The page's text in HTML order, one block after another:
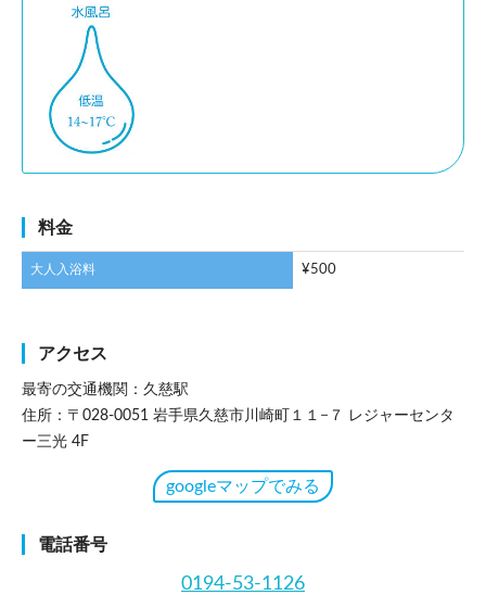
料金
大人入浴料 ¥500
アクセス
最寄の交通機関：久慈駅
住所：〒028-0051 岩手県久慈市川崎町１１−７ レジャーセンタ
ー三光 4F
googleマップでみる
電話番号
0194-53-1126